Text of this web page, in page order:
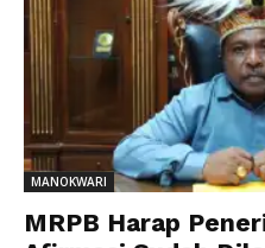
MANOKWARI
MRPB Harap